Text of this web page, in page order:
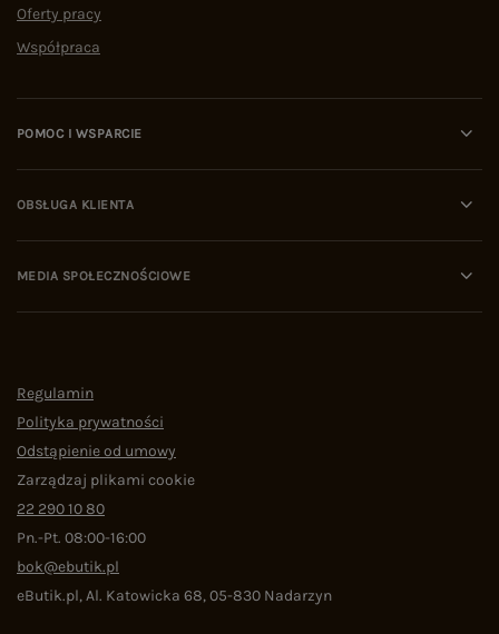
Oferty pracy
Współpraca
POMOC I WSPARCIE
OBSŁUGA KLIENTA
MEDIA SPOŁECZNOŚCIOWE
Regulamin
Polityka prywatności
Odstąpienie od umowy
Zarządzaj plikami cookie
22 290 10 80
Pn.-Pt. 08:00-16:00
bok@ebutik.pl
eButik.pl,Al. Katowicka 68,05-830 Nadarzyn